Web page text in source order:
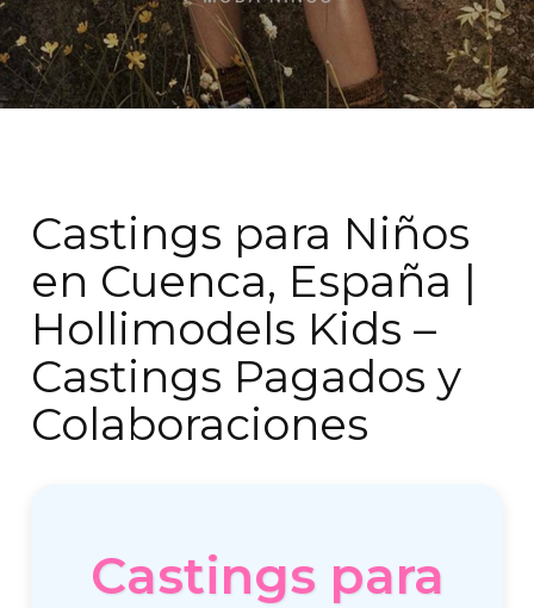
Castings para Niños
en Cuenca, España |
Hollimodels Kids –
Castings Pagados y
Colaboraciones
Castings para